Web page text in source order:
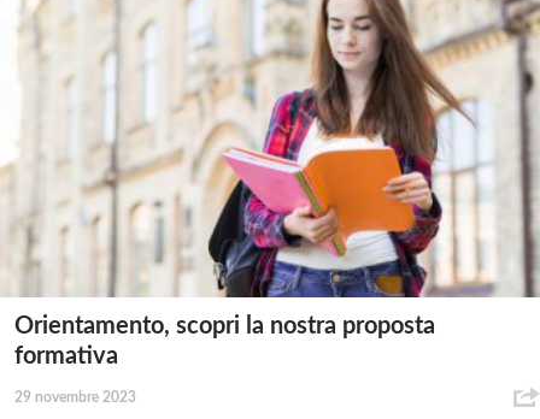
Orientamento, scopri la nostra proposta
formativa
29 novembre 2023